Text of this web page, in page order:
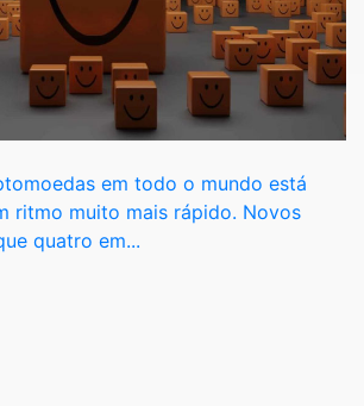
em todo o mundo está
ritmo muito mais rápido. Novos
quatro em...